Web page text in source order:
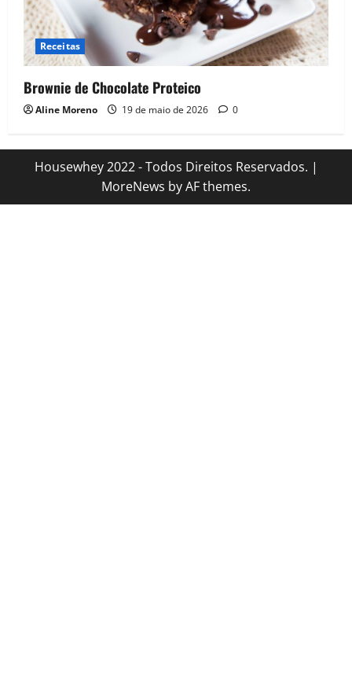
Receitas
Brownie de Chocolate Proteico
Aline Moreno 19 de maio de 2026 0
Housewhey 2022 - Todos Direitos Reservados. |
MoreNews by AF themes.